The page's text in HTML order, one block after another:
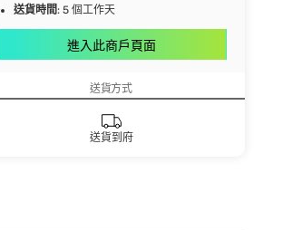
送貨時間: 5 個工作天
進入此商戶頁面
送貨方式
送貨到府